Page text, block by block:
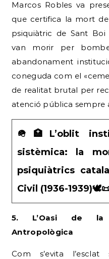
Marcos Robles va
que certifica la mort
psiquiàtric de Sant
van morir per
abandonament
coneguda com el
de realitat brutal per
atenció pública sempre
🪖🏥L’oblit
sistèmica: la
psiquiàtrics
Civil (1936-
5. L’Oasi de la
Antropològica
Com s’evita